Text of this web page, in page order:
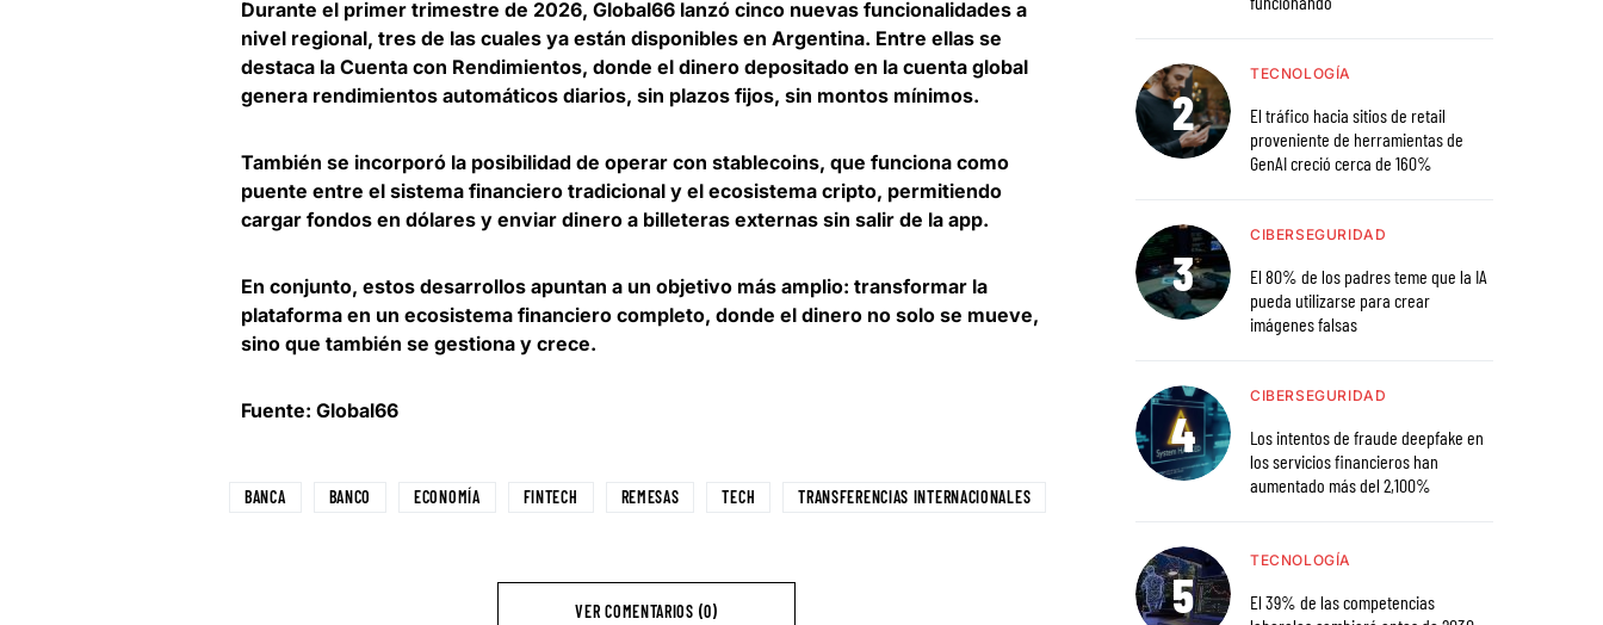
Durante el primer trimestre de 2026, Global66 lanzó cinco nuevas funcionalidades a
nivel regional, tres de las cuales ya están disponibles en Argentina. Entre ellas se
destaca la Cuenta con Rendimientos, donde el dinero depositado en la cuenta global
genera rendimientos automáticos diarios, sin plazos fijos, sin montos mínimos.
También se incorporó la posibilidad de operar con stablecoins, que funciona como
puente entre el sistema financiero tradicional y el ecosistema cripto, permitiendo
cargar fondos en dólares y enviar dinero a billeteras externas sin salir de la app.
En conjunto, estos desarrollos apuntan a un objetivo más amplio: transformar la
plataforma en un ecosistema financiero completo, donde el dinero no solo se mueve,
sino que también se gestiona y crece.
Fuente: Global66
BANCA BANCO ECONOMÍA FINTECH REMESAS TECH TRANSFERENCIAS INTERNACIONALES
VER COMENTARIOS (0)
TECNOLOGÍA
El tráfico hacia sitios de retail
proveniente de herramientas de
GenAI creció cerca de 160%
CIBERSEGURIDAD
El 80% de los padres teme que la IA
pueda utilizarse para crear
imágenes falsas
CIBERSEGURIDAD
Los intentos de fraude deepfake en
los servicios financieros han
aumentado más del 2,100%
TECNOLOGÍA
El 39% de las competencias